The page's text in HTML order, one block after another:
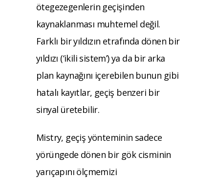
ötegezegenlerin geçişinden
kaynaklanması muhtemel değil.
Farklı bir yıldızın etrafında dönen bir
yıldızı (‘ikili sistem’) ya da bir arka
plan kaynağını içerebilen bunun gibi
hatalı kayıtlar, geçiş benzeri bir
sinyal üretebilir.
Mistry, geçiş yönteminin sadece
yörüngede dönen bir gök cisminin
yarıçapını ölçmemizi